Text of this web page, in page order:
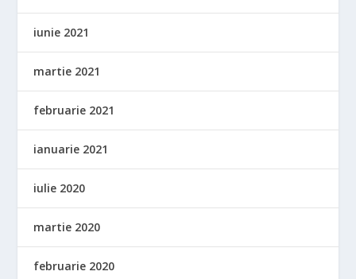
iunie 2021
martie 2021
februarie 2021
ianuarie 2021
iulie 2020
martie 2020
februarie 2020